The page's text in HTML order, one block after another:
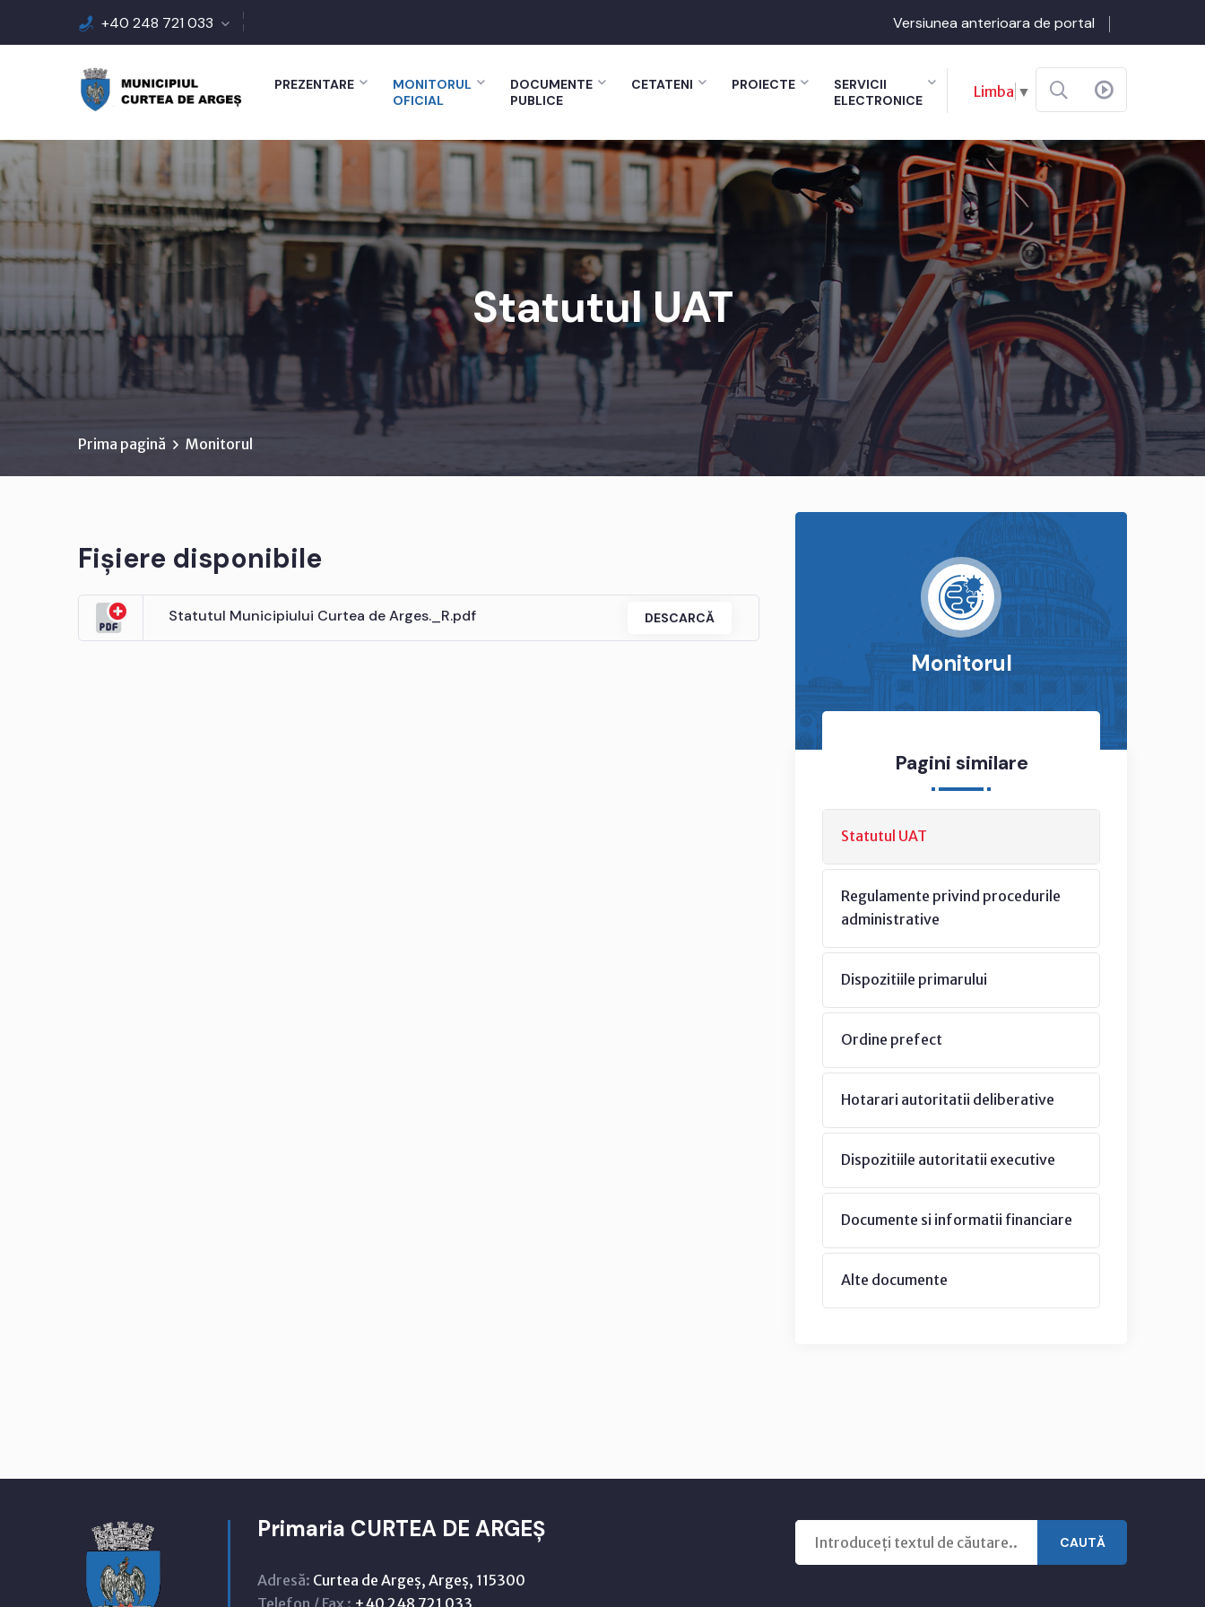
+40 248 721 033 Versiunea anterioara de portal
PREZENTARE
MONITORUL
OFICIAL
DOCUMENTE
PUBLICE
CETATENI PROIECTE
SERVICII
ELECTRONICE
Limba ▼
Statutul UAT
Prima pagină Monitorul
Fișiere disponibile
Statutul Municipiului Curtea de Arges._R.pdf DESCARCĂ
Monitorul
Pagini similare
Statutul UAT
Regulamente privind procedurile
administrative
Dispozitiile primarului
Ordine prefect
Hotarari autoritatii deliberative
Dispozitiile autoritatii executive
Documente si informatii financiare
Alte documente
Primaria CURTEA DE ARGEȘ
Adresă: Curtea de Argeș, Argeș, 115300
Telefon / Fax : +40 248 721 033
CAUTĂ